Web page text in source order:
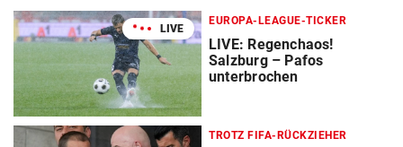
LIVE
EUROPA-LEAGUE-TICKER
LIVE: Regenchaos!
Salzburg – Pafos
unterbrochen
TROTZ FIFA-RÜCKZIEHER